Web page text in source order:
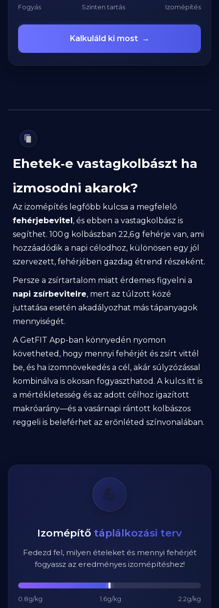
Fogyás Szinten tartás Izomépítés
Kalkuláld ki most →
Ehetek‑e vastagkolbászt ha
izmosodni akarok?
Az izomépítés legfőbb kulcsa a megfelelő
fehérjebevitel, és ebben a vastagkolbász is
segíthet. 100 g kolbászban 22,6 g fehérje van, ami
hozzáadódik a napi célodhoz, különösen egy jól
szervezett, fehérjében gazdag étrend részeként.
Persze a zsírtartalom miatt érdemes figyelni a
napi zsírbevitelre, mert az túlzott közé
juttatása esetén akadályozhat más tápanyagok
mennyiségét.
A GetFIT App-ban könnyedén nyomon
követheted, hogy mennyi fehérjét és zsírt vittél
be, és ha izomnövekedés a cél, akár súlyzózással
kombinálva is okosan fogyaszthatod. A kulcs itt is
a mértékletesség és az adott célhoz igazított
makróarány—és a vasárnapi rántott kolbászos
reggeli is beleférhet az erőnléted színvonalában.
💪
Izomépítő táplálkozási terv
Fedezd fel, milyen ételeket és mennyi fehérjét
fogyassz az eredményes izomépítéshez!
0.8g/kg 1.6g/kg 2.2g/kg